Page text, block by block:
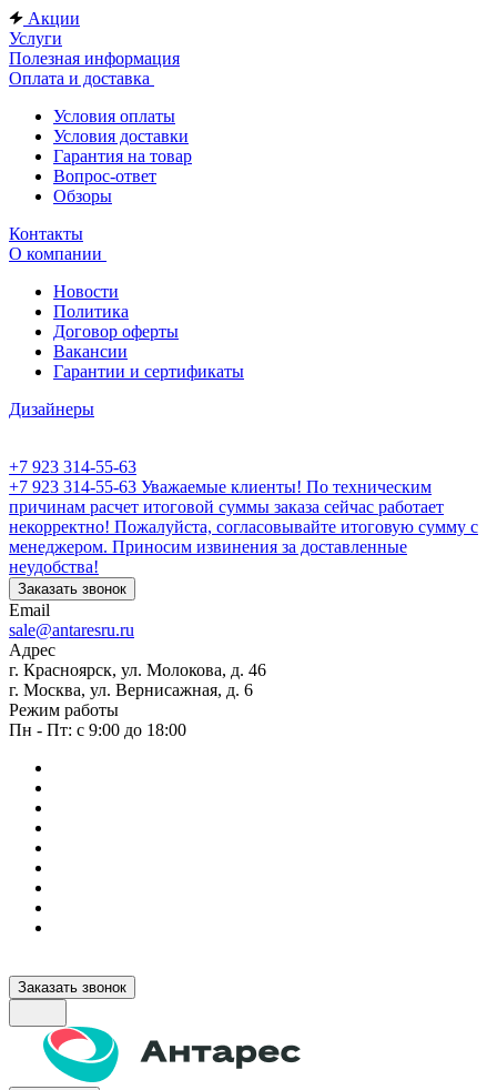
Акции
Услуги
Полезная информация
Оплата и доставка
Условия оплаты
Условия доставки
Гарантия на товар
Вопрос-ответ
Обзоры
Контакты
О компании
Новости
Политика
Договор оферты
Вакансии
Гарантии и сертификаты
Дизайнеры
+7 923 314-55-63
+7 923 314-55-63 Уважаемые клиенты! По техническим
причинам расчет итоговой суммы заказа сейчас работает
некорректно! Пожалуйста, согласовывайте итоговую сумму с
менеджером. Приносим извинения за доставленные
неудобства!
Заказать звонок
Email
sale@antaresru.ru
Адрес
г. Красноярск, ул. Молокова, д. 46
г. Москва, ул. Вернисажная, д. 6
Режим работы
Пн - Пт: с 9:00 до 18:00
Заказать звонок